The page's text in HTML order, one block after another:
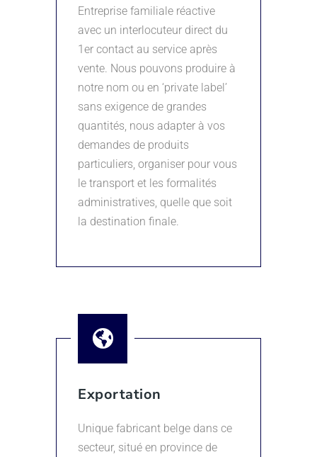
Entreprise familiale réactive
avec un interlocuteur direct du
1er contact au service après
vente. Nous pouvons produire à
notre nom ou en ‘private label’
sans exigence de grandes
quantités, nous adapter à vos
demandes de produits
particuliers, organiser pour vous
le transport et les formalités
administratives, quelle que soit
la destination finale.
Exportation
Unique fabricant belge dans ce
secteur, situé en province de